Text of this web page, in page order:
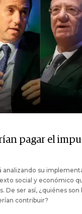
pagar el
analizando su
social y económico
De ser así, ¿quiénes
contribuir?